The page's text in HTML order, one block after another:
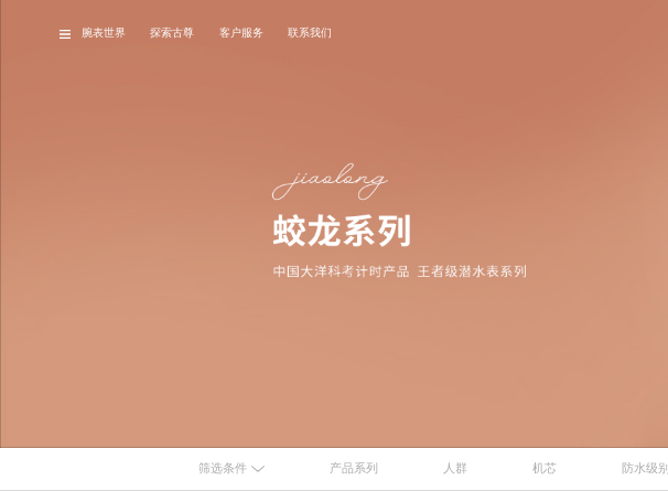
腕表世界
经典腕表
探索古尊
品牌故事 最新资讯
客户服务 联系我们
筛选条件 产品系列 人群 机芯 防水级别